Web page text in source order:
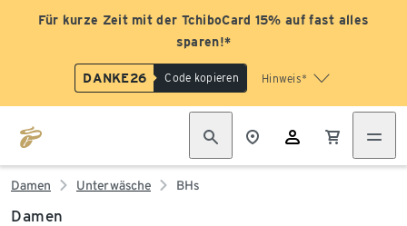
Für kurze Zeit mit der TchiboCard 15% auf fast alles
sparen!*
DANKE26 Code kopieren Hinweis*
Damen Unterwäsche BHs
Damen